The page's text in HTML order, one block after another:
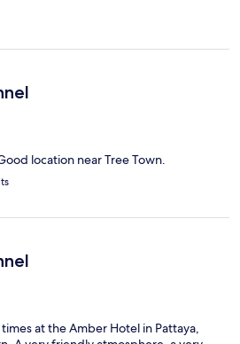
location near Tree Town.
at the Amber Hotel in Pattaya,